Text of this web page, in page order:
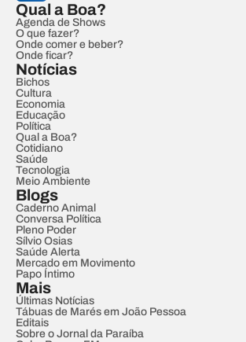
Qual a Boa?
Agenda de Shows
O que fazer?
Onde comer e beber?
Onde ficar?
Notícias
Bichos
Cultura
Economia
Educação
Política
Qual a Boa?
Cotidiano
Saúde
Tecnologia
Meio Ambiente
Blogs
Caderno Animal
Conversa Política
Pleno Poder
Sílvio Osias
Saúde Alerta
Mercado em Movimento
Papo Íntimo
Mais
Últimas Notícias
Tábuas de Marés em João Pessoa
Editais
Sobre o Jornal da Paraíba